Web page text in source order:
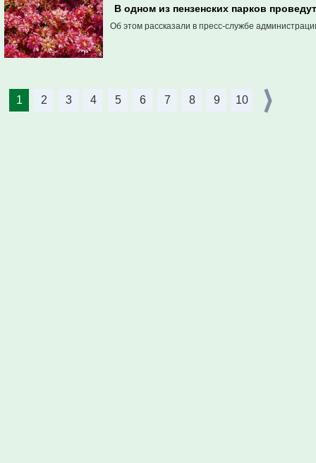
В одном из пензенских парков
Об этом рассказали в пресс-службе
1 2 3 4 5 6 7 8 9 10